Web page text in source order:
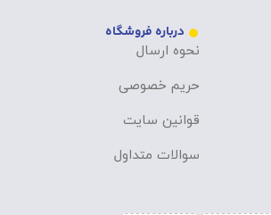
درباره فروشگاه
نحوه ارسال
حریم خصوصی
قوانین سایت
سوالات متداول